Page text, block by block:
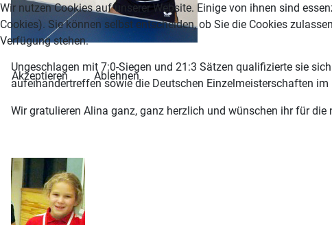
Ungeschlagen mit 7:0-Siegen und 21:3 Sätzen qualifizierte sie
aufeinandertreffen sowie die Deutschen Einzelmeisterschaften
Wir gratulieren Alina ganz, ganz herzlich und wünschen ihr für die
Wir nutzen Cookies auf unserer Website. Einige von ihnen sind
Cookies). Sie können selbst entscheiden, ob Sie die Cookies
Verfügung stehen.
Akzeptieren Ablehnen